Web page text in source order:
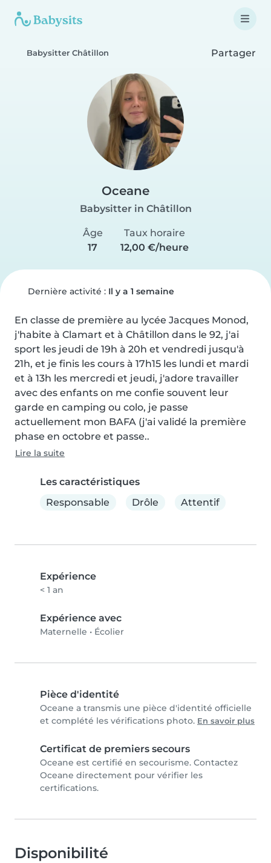
Babysitter Châtillon Partager
Oceane
Babysitter in Châtillon
Âge
17
Taux horaire
12,00 €/heure
Dernière activité : Il y a 1 semaine
En classe de première au lycée Jacques Monod,
j'habite à Clamart et à Châtillon dans le 92, j'ai
sport les jeudi de 19h à 20h et vendredi jusqu'à
21h, et je finis les cours à 17h15 les lundi et mardi
et à 13h les mercredi et jeudi, j'adore travailler
avec des enfants on me confie souvent leur
garde en camping ou colo, je passe
actuellement mon BAFA (j'ai validé la première
phase en octobre et passe..
Lire la suite
Les caractéristiques
Responsable
Drôle Attentif
Expérience
< 1 an
Expérience avec
Maternelle • Écolier
Pièce d'identité
Oceane a transmis une pièce d'identité officielle
et complété les vérifications photo. En savoir plus
Certificat de premiers secours
Oceane est certifié en secourisme. Contactez
Oceane directement pour vérifier les
certifications.
Disponibilité